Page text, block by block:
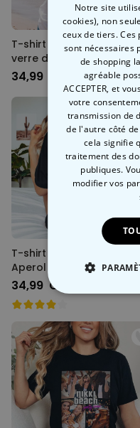
T-shirt personnalisé
verre d'Aperol et texte
34,99 CHF
T-shirt personnalisé
Aperol et texte
34,99 CHF
Notre site
cookies), non
ceux de tiers.
sont nécessaires
de shopping
agréable
ACCEPTER, et
votre
transmission de
de l'autre côté
cela signifie
traitement des
publiques.
modifier vos
NON